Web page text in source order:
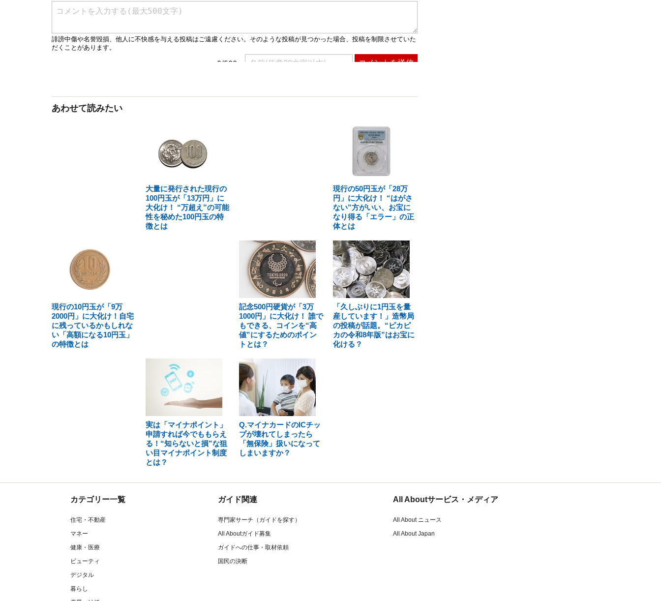
あわせて読みたい
大量に発行された現行の
100円玉が「13万円」に
大化け！ “万超え”の可能
性を秘めた100円玉の特
徴とは
現行の50円玉が「28万
円」に大化け！ “はがさ
ない”方がいい、お宝に
なり得る「エラー」の正
体とは
現行の10円玉が「9万
2000円」に大化け！自宅
に残っているかもしれな
い「高額になる10円玉」
の特徴とは
記念500円硬貨が「3万
1000円」に大化け！ 誰で
もできる、コインを“高
値”にするためのポイン
トとは？
「久しぶりに1円玉を量
産しています！」造幣局
の投稿が話題。“ピカピ
カの令和8年版”はお宝に
化ける？
実は「マイナポイント」
申請すれば今でももらえ
る！“知らないと損”な狙
い目マイナポイント制度
とは？
Q.マイナカードのICチッ
プが壊れてしまったら
「無保険」扱いになって
しまいますか？
カテゴリー一覧
住宅・不動産
マネー
健康・医療
ビューティ
デジタル
暮らし
ガイド関連
専門家サーチ（ガイドを探す）
All Aboutガイド募集
ガイドへの仕事・取材依頼
国民の決断
All Aboutサービス・メディア
All About ニュース
All About Japan